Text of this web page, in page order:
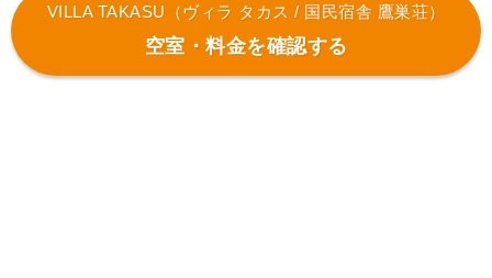
VILLA TAKASU（ヴィラ タカス / 国民宿舎 鷹巣荘）
空室・料金を確認する